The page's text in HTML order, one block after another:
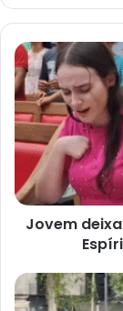
email
Jovem
deixa
cadeira
de
rodas
durante
culto:
‘O
Espírito
Santo
a
andar’
Jovem
Pessoas
aceitam